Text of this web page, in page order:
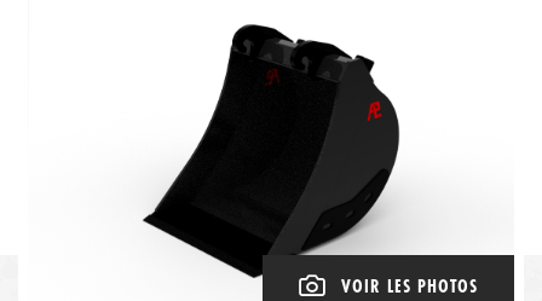
VOIR LES PHOTOS